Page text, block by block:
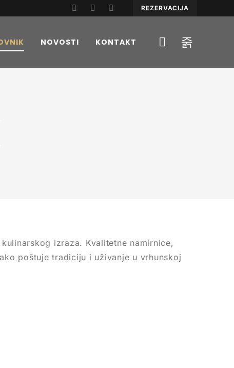
REZERVACIJA
NOVOSTI KONTAKT
izraza. Kvalitetne namirnice,
poštuje tradiciju i uživanje u vrhunskoj